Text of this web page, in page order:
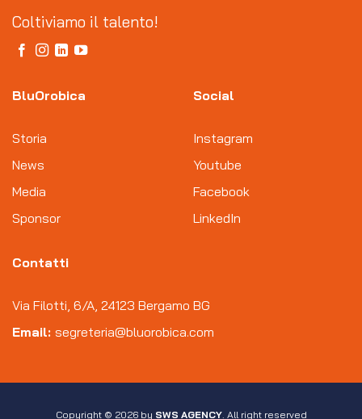
Coltiviamo il talento!
BluOrobica
Storia
News
Media
Sponsor
Social
Instagram
Youtube
Facebook
LinkedIn
Contatti
Via Filotti, 6/A, 24123 Bergamo BG
Email: segreteria@bluorobica.com
Copyright © 2026 by SWS AGENCY. All right reserved